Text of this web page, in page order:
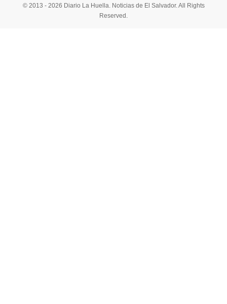
© 2013 - 2026 Diario La Huella. Noticias de El Salvador. All Rights
Reserved.